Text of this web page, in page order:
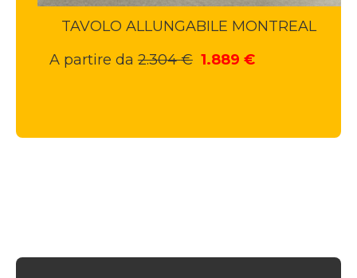
TAVOLO ALLUNGABILE MONTREAL
A partire da2.304€ Il1.889 €Il